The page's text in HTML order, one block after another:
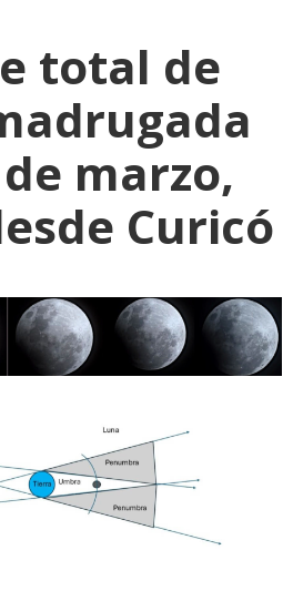
total de
marzo,
Curicó